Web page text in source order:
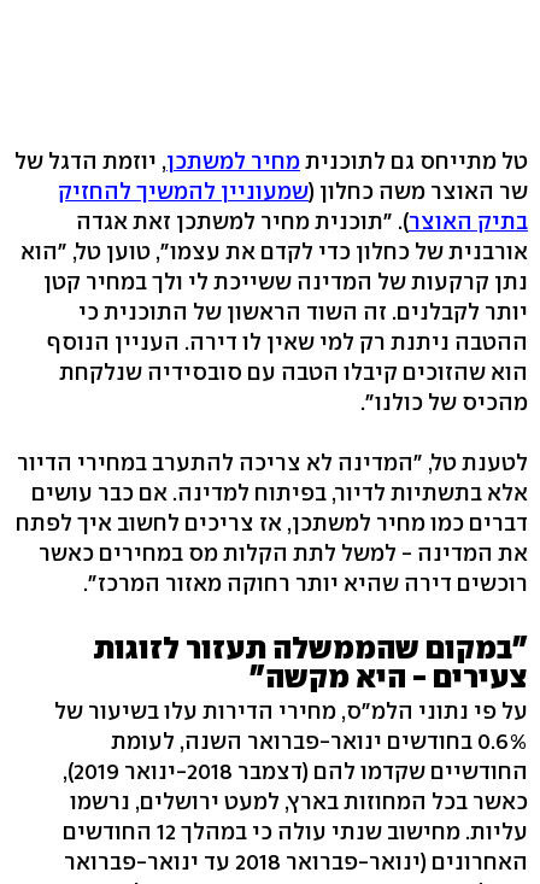
טל מתייחס גם לתוכניתמחיר למשתכן, יוזמת הדגל של
שר האוצר משה כחלון (שמעוניין להמשיך להחזיק
בתיק האוצר). "תוכנית מחיר למשתכן זאת אגדה
אורבנית של כחלון כדי לקדם את עצמו", טוען טל, "הוא
נתן קרקעות של המדינה ששייכת לי ולך במחיר קטן
יותר לקבלנים. זה השוד הראשון של התוכנית כי
ההטבה ניתנת רק למי שאין לו דירה. העניין הנוסף
הוא שהזוכים קיבלו הטבה עם סובסידיה שנלקחת
מהכיס של כולנו".
לטענת טל, "המדינה לא צריכה להתערב במחירי הדיור
אלא בתשתיות לדיור, בפיתוח למדינה. אם כבר עושים
דברים כמו מחיר למשתכן, אז צריכים לחשוב איך לפתח
את המדינה - למשל לתת הקלות מס במחירים כאשר
רוכשים דירה שהיא יותר רחוקה מאזור המרכז".
"במקום שהממשלה תעזור לזוגות
צעירים - היא מקשה"
על פי נתוני הלמ"ס, מחירי הדירות עלו בשיעור של
0.6% בחודשים ינואר-פברואר השנה, לעומת
החודשיים שקדמו להם (דצמבר 2018-ינואר 2019),
כאשר בכל המחוזות בארץ, למעט ירושלים, נרשמו
עליות. מחישוב שנתי עולה כי במהלך 12 החודשים
האחרונים (ינואר-פברואר 2018 עד ינואר-פברואר